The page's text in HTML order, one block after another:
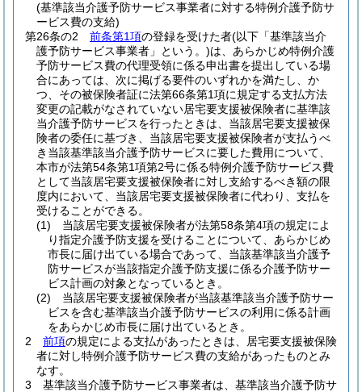
(基準該当介護予防サービス事業者に対する特例介護予防サ
ービス費の支給)
第26条の2
前条第1項の登録を受けた者(以下「基準該当介
護予防サービス事業者」という。)は、あらかじめ特例介護
予防サービス費の代理受領に係る申出書を提出している場
合にあっては、次に掲げる要件のいずれかを満たし、か
つ、その被保険者証に法第66条第1項に規定する支払方法
変更の記載がなされていない居宅要支援被保険者に基準該
当介護予防サービスを行ったときは、当該居宅要支援被保
険者の委任に基づき、当該居宅要支援被保険者が支払うべ
き当該基準該当介護予防サービスに要した費用について、
本市が法第54条第1項第2号に係る特例介護予防サービス費
として当該居宅要支援被保険者に対し支給するべき額の限
度内において、当該居宅要支援被保険者に代わり、支払を
受けることができる。
(1)
当該居宅要支援被保険者が法第58条第4項の規定によ
り指定介護予防支援を受けることについて、あらかじめ
市長に届け出ている場合であって、当該基準該当介護予
防サービスが当該指定介護予防支援に係る介護予防サー
ビス計画の対象となっているとき。
(2)
当該居宅要支援被保険者が当該基準該当介護予防サー
ビスを含む基準該当介護予防サービスの利用に係る計画
をあらかじめ市長に届け出ているとき。
2
前項の規定による支払があったときは、居宅要支援被保険
者に対し特例介護予防サービス費の支給があったものとみ
なす。
3
基準該当介護予防サービス事業者は、基準該当介護予防サ